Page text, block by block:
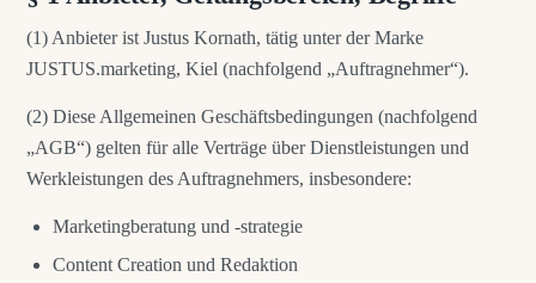
(1) Anbieter ist Justus Kornath, tätig unter der Marke
JUSTUS.marketing, Kiel (nachfolgend „Auftragnehmer“).
(2) Diese Allgemeinen Geschäftsbedingungen (nachfolgend
„AGB“) gelten für alle Verträge über Dienstleistungen und
Werkleistungen des Auftragnehmers, insbesondere:
Marketingberatung und -strategie
Content Creation und Redaktion